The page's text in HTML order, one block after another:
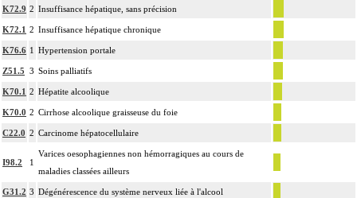
K72.9 2 Insuffisance hépatique, sans précision
K72.1 2 Insuffisance hépatique chronique
K76.6 1 Hypertension portale
Z51.5 3 Soins palliatifs
K70.1 2 Hépatite alcoolique
K70.0 2 Cirrhose alcoolique graisseuse du foie
C22.0 2 Carcinome hépatocellulaire
I98.2 1
Varices oesophagiennes non hémorragiques au cours de
maladies classées ailleurs
G31.2 3 Dégénérescence du système nerveux liée à l'alcool